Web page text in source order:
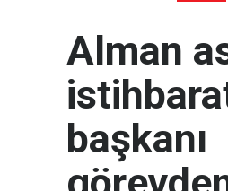
Alman
başkanı